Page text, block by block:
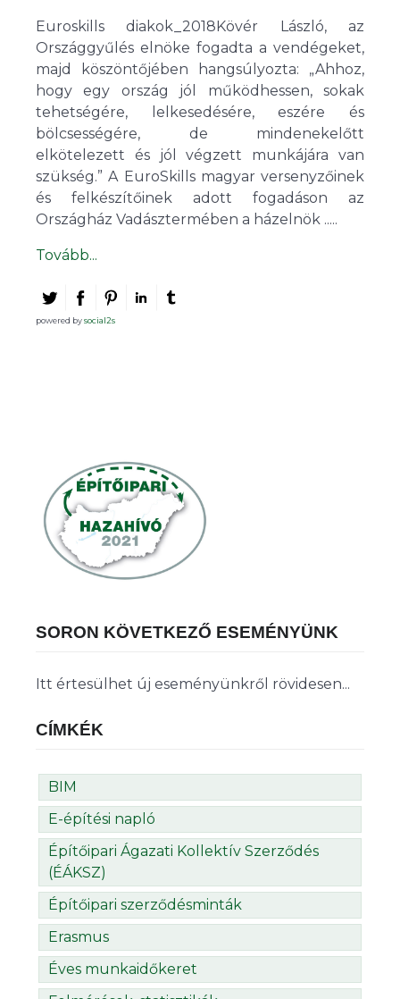
Euroskills diakok_2018Kövér László, az
Országgyűlés elnöke fogadta a vendégeket,
majd köszöntőjében hangsúlyozta: „Ahhoz,
hogy egy ország jól működhessen, sokak
tehetségére, lelkesedésére, eszére és
bölcsességére, de mindenekelőtt
elkötelezett és jól végzett munkájára van
szükség.” A EuroSkills magyar versenyzőinek
és felkészítőinek adott fogadáson az
Országház Vadásztermében a házelnök .....
Tovább...
powered bysocial2s
SORON KÖVETKEZŐ ESEMÉNYÜNK
Itt értesülhet új eseményünkről rövidesen...
CÍMKÉK
BIM
E-építési napló
Építőipari Ágazati Kollektív Szerződés
(ÉÁKSZ)
Építőipari szerződésminták
Erasmus
Éves munkaidőkeret